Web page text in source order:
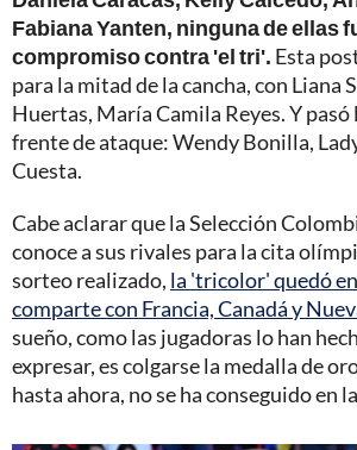
Fabiana Yanten, ninguna de ellas
compromiso contra 'el tri'. Esta
para la mitad de la cancha, con Liana
Huertas, María Camila Reyes. Y pasó
frente de ataque: Wendy Bonilla,
Cuesta.
Cabe aclarar que la Selección
conoce a sus rivales para la cita
sorteo realizado, la 'tricolor' quedó
comparte con Francia, Canadá y
sueño, como las jugadoras lo han
expresar, es colgarse la medalla de
hasta ahora, no se ha conseguido en